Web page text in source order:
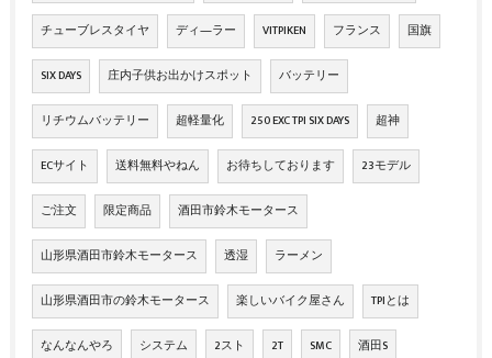
チューブレスタイヤ ディ―ラー VITPIKEN フランス 国旗
SIX DAYS 庄内子供お出かけスポット バッテリー
リチウムバッテリー 超軽量化 250 EXC TPI SIX DAYS 超神
ECサイト 送料無料やねん お待ちしております 23モデル
ご注文 限定商品 酒田市鈴木モータース
山形県酒田市鈴木モータース 透湿 ラーメン
山形県酒田市の鈴木モータース 楽しいバイク屋さん TPIとは
なんなんやろ システム 2スト 2T SMC 酒田S